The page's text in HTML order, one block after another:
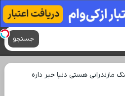
آهنگ های جدید
جستجو
مازندرانی هستی دنیا خبر داره